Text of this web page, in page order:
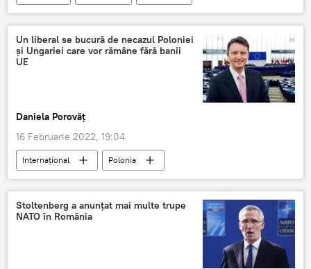
Un liberal se bucură de necazul Poloniei
și Ungariei care vor rămâne fără banii
UE
Daniela Porovăț
16 Februarie 2022, 19:04
Internaţional
Polonia
Siegfried Mureșan
Stoltenberg a anunțat mai multe trupe
NATO în România